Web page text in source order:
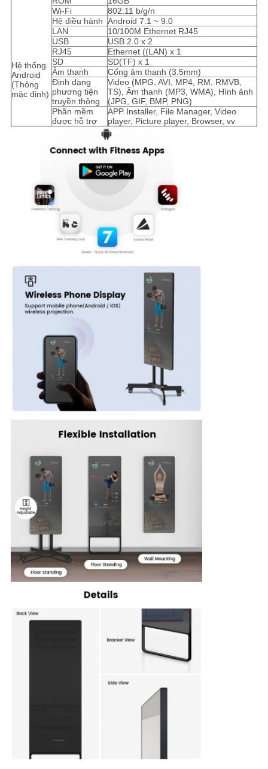
Hệ thống
Android
(Thông
mặc định)
Wi-Fi
802.11 b/g/n
Hệ điều hành Android 7.1 ~ 9.0
LAN
10/100M Ethernet RJ45
USB
USB 2.0 x 2
RJ45
Ethernet ((LAN) x 1
SD
SD(TF) x 1
Âm thanh
Cổng âm thanh (3.5mm)
Định dạng
phương tiện
truyền thông
Video (MPG, AVI, MP4, RM, RMVB,
TS), Âm thanh (MP3, WMA), Hình ảnh
(JPG, GIF, BMP, PNG)
Phần mềm
được hỗ trợ
APP Installer, File Manager, Video
player, Picture player, Browser, vv